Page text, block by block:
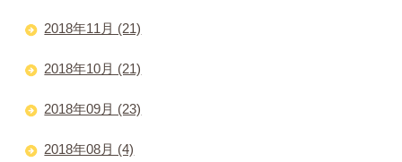
2018年11月 (21)
2018年10月 (21)
2018年09月 (23)
2018年08月 (4)